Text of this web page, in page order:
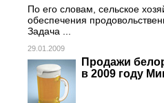
По его словам, сельское
обеспечения
Задача ...
29.01.2009
Продажи
в 2009 году